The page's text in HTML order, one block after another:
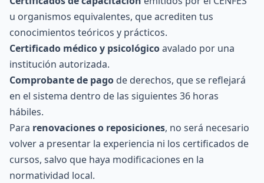
u organismos equivalentes, que acrediten tus
conocimientos teóricos y prácticos.
Certificado médico y psicológicoavalado por una
institución autorizada.
Comprobante de pago de derechos, que se reflejará
en el sistema dentro de las siguientes 36 horas
hábiles.
Para renovaciones o reposiciones, no será necesario
volver a presentar la experiencia ni los certificados de
cursos, salvo que haya modificaciones en la
normatividad local.